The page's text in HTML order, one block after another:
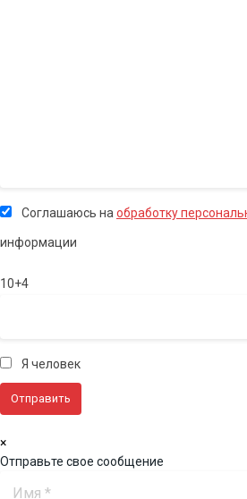
Соглашаюсь на обработку
информации
10+4
Я человек
×
Отправьте свое сообщение